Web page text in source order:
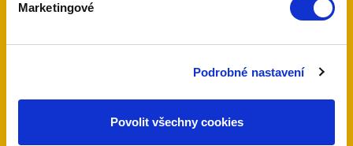
Marketingové
Podrobné nastavení
Povolit všechny cookies
3